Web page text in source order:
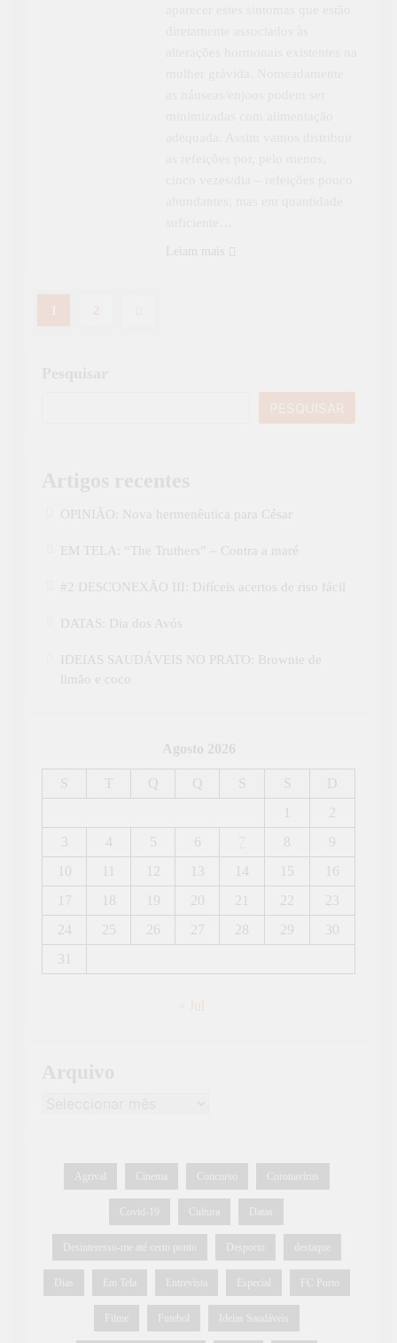
Leiam mais
1 2
PESQUISAR
OPINIÃO: Nova hermenêutica para César
EM TELA: “The Truthers” – Contra a maré
#2 DESCONEXÃO III: Difíceis acertos de riso fácil
DATAS: Dia dos Avós
IDEIAS SAUDÁVEIS NO PRATO: Brownie de
limão e coco
Agosto 2026
S T Q Q S S
D
1
2
3
4 5 6 8
9
10
11 12 13 14 15
16
17
18 19 20 21 22
23
24
25 26 27 28 29
30
31
« Jul
Agrival Cinema Concurso Coronavírus
Covid-19 Cultura Datas
Desinteresso-me até certo ponto Desporto destaque
Dias Em Tela Entrevista Especial FC Porto
Filme Futebol Ideias Saudáveis